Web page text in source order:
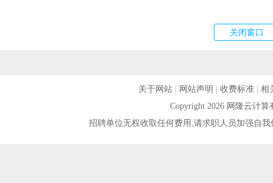
关于网站 网站声明 |收费标准 |相
Copyright 2026 网隆云计
招聘单位无权收取任何费用,请求职人员加强自